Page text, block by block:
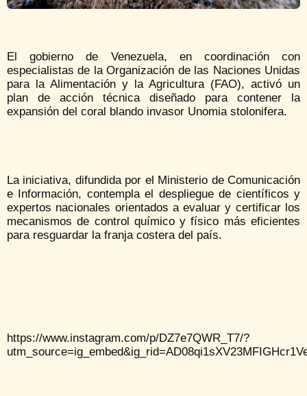
El gobierno de Venezuela, en coordinación con
especialistas de la Organización de las Naciones Unidas
para la Alimentación y la Agricultura (FAO), activó un
plan de acción técnica diseñado para contener la
expansión del coral blando invasor Unomia stolonifera.
La iniciativa, difundida por el Ministerio de Comunicación
e Información, contempla el despliegue de científicos y
expertos nacionales orientados a evaluar y certificar los
mecanismos de control químico y físico más eficientes
para resguardar la franja costera del país.
https://www.instagram.com/p/DZ7e7QWR_T7/?